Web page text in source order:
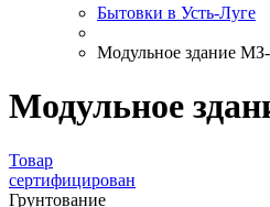
Бытовки в Усть-Луге
Модульное здание
Модульное
Товар
сертифицирован
Грунтование